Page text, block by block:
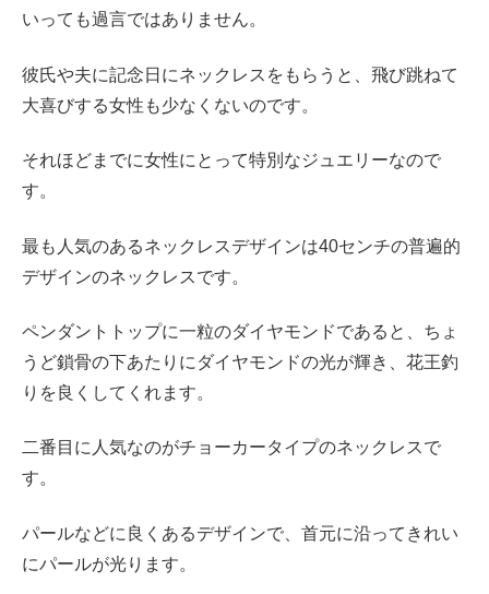
いっても過言ではありません。
彼氏や夫に記念日にネックレスをもらうと、飛び跳ねて
大喜びする女性も少なくないのです。
それほどまでに女性にとって特別なジュエリーなので
す。
最も人気のあるネックレスデザインは40センチの普遍的
デザインのネックレスです。
ペンダントトップに一粒のダイヤモンドであると、ちょ
うど鎖骨の下あたりにダイヤモンドの光が輝き、花王釣
りを良くしてくれます。
二番目に人気なのがチョーカータイプのネックレスで
す。
パールなどに良くあるデザインで、首元に沿ってきれい
にパールが光ります。